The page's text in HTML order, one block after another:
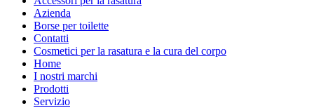
Azienda
Borse per toilette
Contatti
Cosmetici per la rasatura e la cura del corpo
Home
I nostri marchi
Prodotti
Servizio